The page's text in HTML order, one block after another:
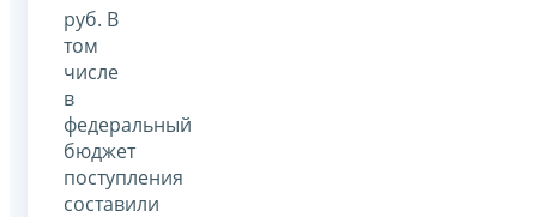
руб. В
том
числе
в
федеральный
бюджет
поступления
составили